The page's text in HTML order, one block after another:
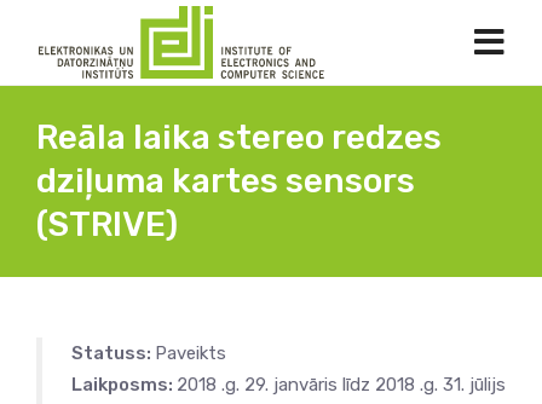
Reāla laika stereo redzes
dziļuma kartes sensors
(STRIVE)
Statuss: Paveikts
Laikposms: 2018 .g. 29. janvāris līdz 2018 .g. 31. jūlijs